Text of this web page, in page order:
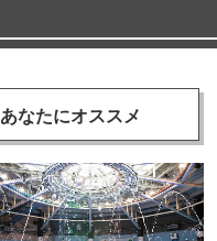
あなたにオススメ